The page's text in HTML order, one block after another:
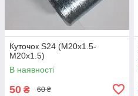
Куточок S24 (М20х1.5-
М20х1.5)
В наявності
50 ₴ 60 ₴